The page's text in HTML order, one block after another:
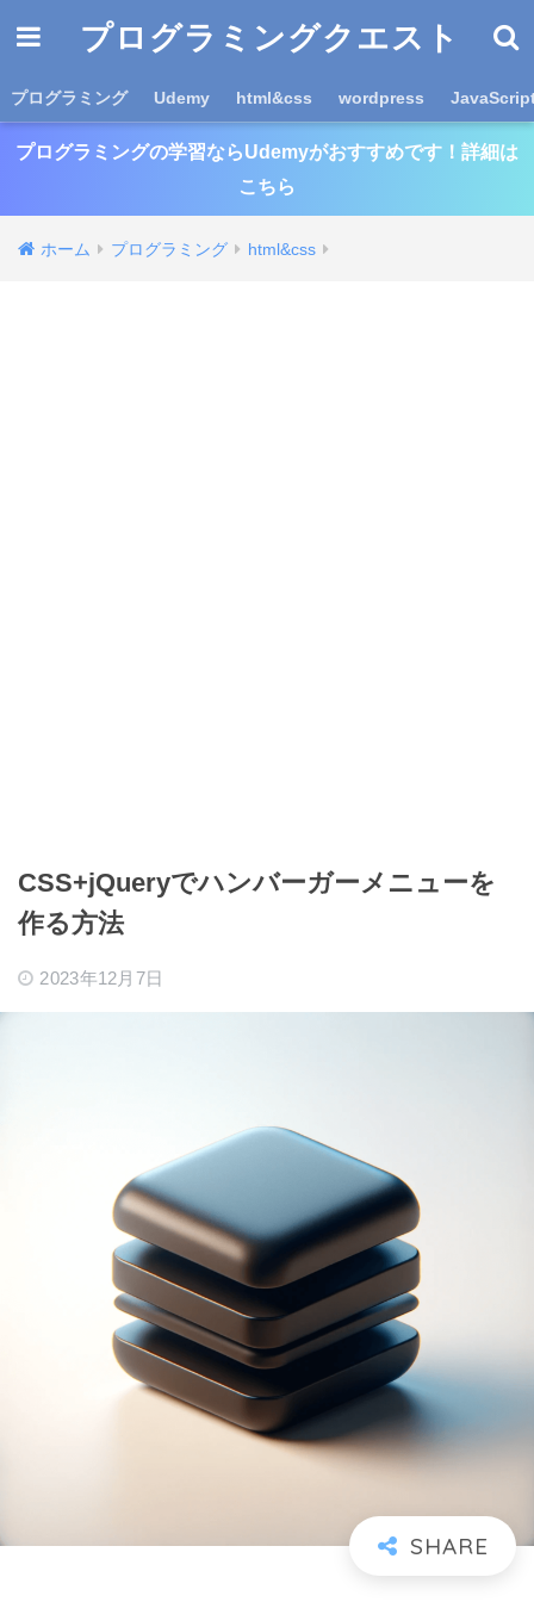
プログラミングクエスト
プログラミング Udemy html&css wordpress
プログラミングの学習ならUdemyがおすすめです！詳細は
こちら
ホーム プログラミング html&css
CSS+jQueryでハンバーガーメニューを
作る方法
2023年12月7日